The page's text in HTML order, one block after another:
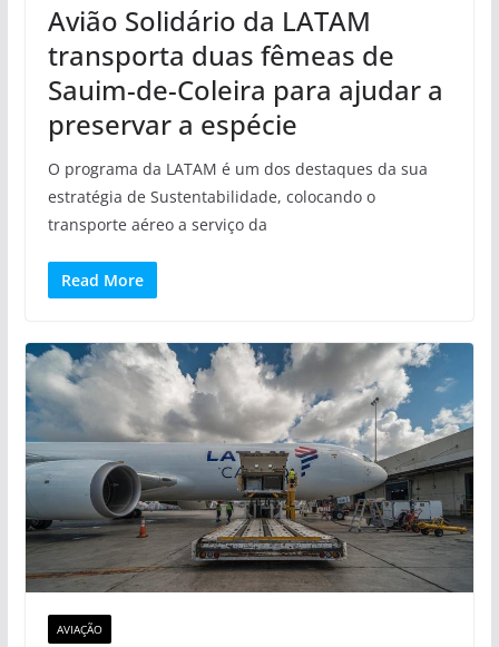
Avião Solidário da LATAM
transporta duas fêmeas de
Sauim-de-Coleira para ajudar a
preservar a espécie
O programa da LATAM é um dos destaques da sua
estratégia de Sustentabilidade, colocando o
transporte aéreo a serviço da
Read More
AVIAÇÃO